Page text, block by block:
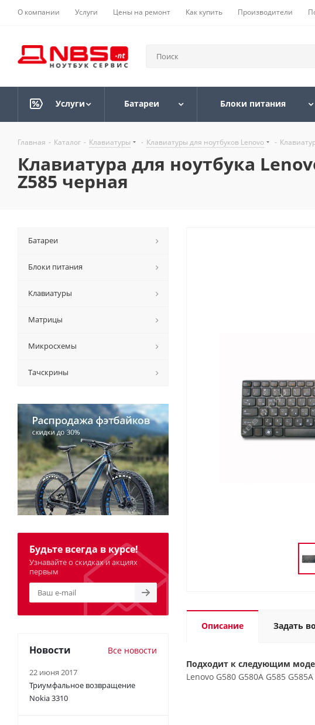
О компании Услуги Цены на ремонт Как купить Производители
Услуги Батареи Блоки питания
Главная - Каталог - Клавиатуры - Клавиатуры для ноутбуков Lenovo -
Клавиатура для ноутбука
Z585 черная
Описание Задать
Подходит к следующим
Lenovo G580 G580A G585
Батареи
Блоки питания
Клавиатуры
Матрицы
Микросхемы
Тачскрины
Будьте всегда в курсе!
Узнавайте о скидках и акциях
первым
Новости Все новости
22 июня 2017
Триумфальное возвращение
Nokia 3310